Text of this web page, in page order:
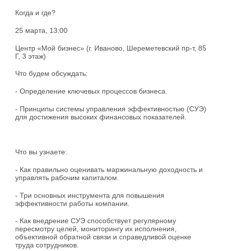
Когда и где?
25 марта, 13:00
Центр «Мой бизнес» (г. Иваново, Шереметевский пр-т, 85
Г, 3 этаж)
Что будем обсуждать:
- Определение ключевых процессов бизнеса.
- Принципы системы управления эффективностью (СУЭ)
для достижения высоких финансовых показателей.
Что вы узнаете:
- Как правильно оценивать маржинальную доходность и
управлять рабочим капиталом.
- Три основных инструмента для повышения
эффективности работы компании.
- Как внедрение СУЭ способствует регулярному
пересмотру целей, мониторингу их исполнения,
объективной обратной связи и справедливой оценке
труда сотрудников.